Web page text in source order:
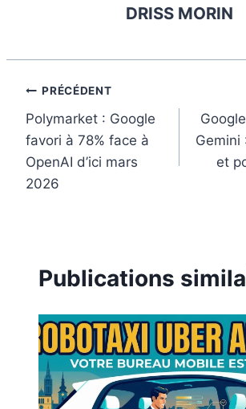
k
s
t
d
n
r
DRISS MORIN
Navigation
de
l’article
PRÉCÉDENT
Polymarket : Google
favori à 78% face à
OpenAI d’ici mars
2026
Gemini
et
Publications